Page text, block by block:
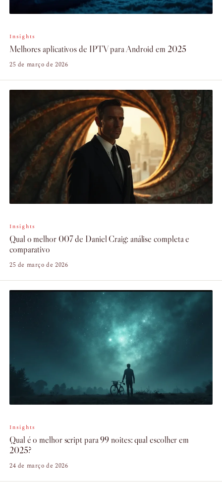
Insights
Melhores aplicativos de IPTV para Android em 2025
25 de março de 2026
Insights
Qual o melhor 007 de Daniel Craig: análise completa e
comparativo
25 de março de 2026
Insights
Qual é o melhor script para 99 noites: qual escolher em
2025?
24 de março de 2026